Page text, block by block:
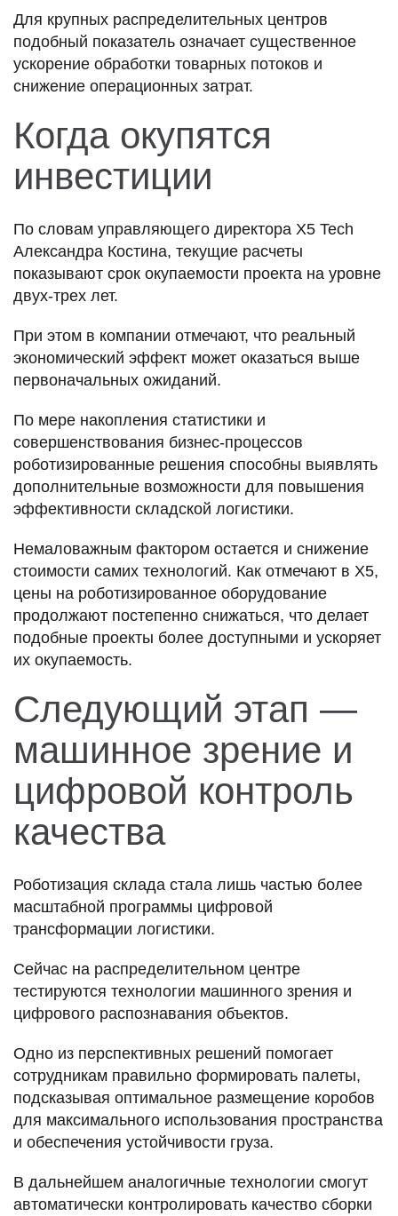
Для крупных распределительных центров
подобный показатель означает существенное
ускорение обработки товарных потоков и
снижение операционных затрат.
Когда окупятся
инвестиции
По словам управляющего директора X5 Tech
Александра Костина, текущие расчеты
показывают срок окупаемости проекта на уровне
двух-трех лет.
При этом в компании отмечают, что реальный
экономический эффект может оказаться выше
первоначальных ожиданий.
По мере накопления статистики и
совершенствования бизнес-процессов
роботизированные решения способны выявлять
дополнительные возможности для повышения
эффективности складской логистики.
Немаловажным фактором остается и снижение
стоимости самих технологий. Как отмечают в X5,
цены на роботизированное оборудование
продолжают постепенно снижаться, что делает
подобные проекты более доступными и ускоряет
их окупаемость.
Следующий этап —
машинное зрение и
цифровой контроль
качества
Роботизация склада стала лишь частью более
масштабной программы цифровой
трансформации логистики.
Сейчас на распределительном центре
тестируются технологии машинного зрения и
цифрового распознавания объектов.
Одно из перспективных решений помогает
сотрудникам правильно формировать палеты,
подсказывая оптимальное размещение коробов
для максимального использования пространства
и обеспечения устойчивости груза.
В дальнейшем аналогичные технологии смогут
автоматически контролировать качество сборки